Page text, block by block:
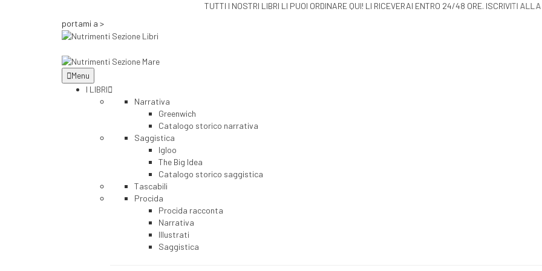
TUTTI I NOSTRI LIBRI LI PUOI ORDINARE QUI! LI RICEVERAI ENTRO 24/
portami a >
Menu
I LIBRI
Narrativa
Greenwich
Catalogo storico narrativa
Saggistica
Igloo
The Big Idea
Catalogo storico saggistica
Tascabili
Procida
Procida racconta
Narrativa
Illustrati
Saggistica